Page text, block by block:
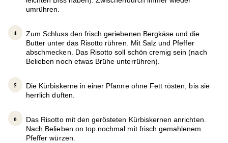
umrühren.
Zum Schluss den frisch geriebenen Bergkäse und die
Butter unter das Risotto rühren. Mit Salz und Pfeffer
abschmecken. Das Risotto soll schön cremig sein (nach
Belieben noch etwas Brühe unterrühren).
Die Kürbiskerne in einer Pfanne ohne Fett rösten, bis sie
herrlich duften.
Das Risotto mit den gerösteten Kürbiskernen anrichten.
Nach Belieben on top nochmal mit frisch gemahlenem
Pfeffer würzen.